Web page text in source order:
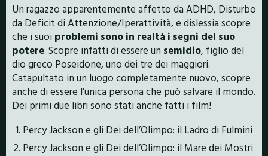
Un ragazzo apparentemente affetto da ADHD, Disturbo
da Deficit di Attenzione/Iperattività, e dislessia scopre
che i suoi problemi sono in realtà i segni del suo
potere. Scopre infatti di essere un semidio, figlio del
dio greco Poseidone, uno dei tre dei maggiori.
Catapultato in un luogo completamente nuovo, scopre
anche di essere l’unica persona che può salvare il mondo.
Dei primi due libri sono stati anche fatti i film!
Percy Jackson e gli Dei dell’Olimpo: il Ladro di Fulmini
Percy Jackson e gli Dei dell’Olimpo: il Mare dei Mostri